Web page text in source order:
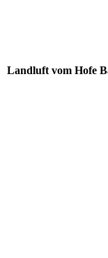
Landluft vom Hofe